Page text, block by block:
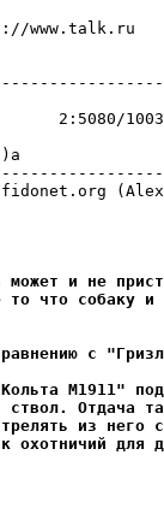
www.talk.ru
2:5080/1003
и не
то что собаку
с
М1911"
ствол. Отдача
из него
охотничий для